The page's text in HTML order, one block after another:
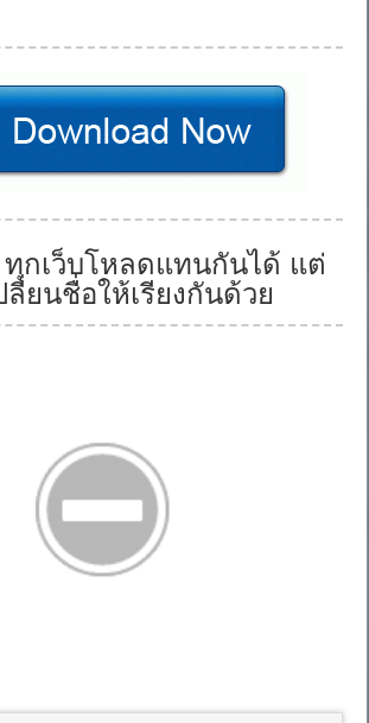
ทุกเว็บโหลดแทนกันได้ แต่
ลี่ยนชื่อให้เรียงกันด้วย